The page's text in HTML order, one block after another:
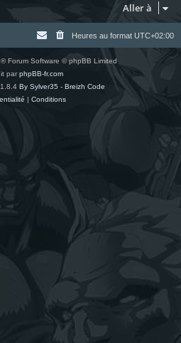
Aller à
Heures au format UTC+02:00
® Forum Software © phpBB Limited
par phpBB-fr.com
By Sylver35 - Breizh Code
| Conditions